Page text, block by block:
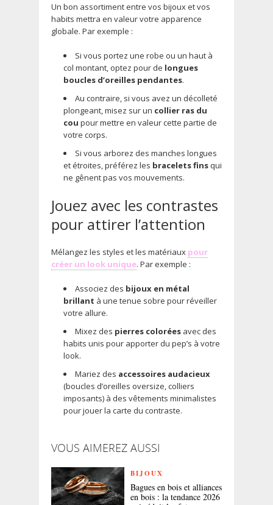
Un bon assortiment entre vos bijoux et vos
habits mettra en valeur votre apparence
globale. Par exemple :
Si vous portez une robe ou un haut à
col montant, optez pour de longues
boucles d’oreilles pendantes.
Au contraire, si vous avez un décolleté
plongeant, misez sur un collier ras du
cou pour mettre en valeur cette partie de
votre corps.
Si vous arborez des manches longues
et étroites, préférez les bracelets finsqui
ne gênent pas vos mouvements.
Jouez avec les contrastes
pour attirer l’attention
Mélangez les styles et les matériaux pour
créer un look unique. Par exemple :
Associez des bijoux en métal
brillant à une tenue sobre pour réveiller
votre allure.
Mixez des pierres colorées avec des
habits unis pour apporter du pep’s à votre
look.
Mariez des accessoires audacieux
(boucles d’oreilles oversize, colliers
imposants) à des vêtements minimalistes
pour jouer la carte du contraste.
VOUS AIMEREZ AUSSI
BIJOUX
Bagues en bois et alliances
en bois : la tendance 2026